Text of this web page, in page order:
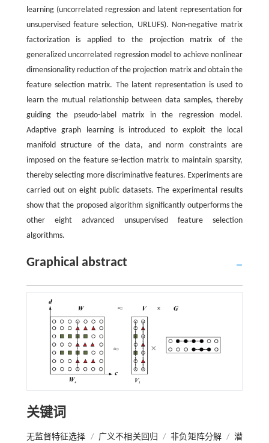
learning (uncorrelated regression and latent representation for
unsupervised feature selection, URLUFS). Non-negative matrix
factorization is applied to the projection matrix of the
generalized uncorrelated regression model to achieve nonlinear
dimensionality reduction of the projection matrix and obtain the
feature selection matrix. The latent representation is used to
learn the mutual relationship between data samples, thereby
guiding the pseudo-label matrix in the regression model.
Adaptive graph learning is introduced to exploit the local
manifold structure of the data, and norm constraints are
imposed on the feature se-lection matrix to maintain sparsity,
thereby selecting more discriminative features. Experiments are
carried out on eight public datasets. The experimental results
show that the proposed algorithm significantly outperforms the
other eight advanced unsupervised feature selection
algorithms.
Graphical abstract
关键词
无监督特征选择 / 广义不相关回归 / 非负矩阵分解 / 潜